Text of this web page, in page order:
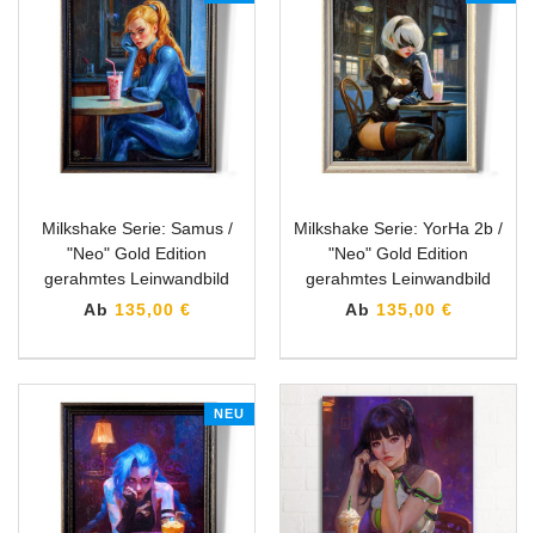
Milkshake Serie: Samus /
"Neo" Gold Edition
gerahmtes Leinwandbild
Ab 135,00 €
Milkshake Serie: YorHa 2b /
"Neo" Gold Edition
gerahmtes Leinwandbild
Ab 135,00 €
NEU